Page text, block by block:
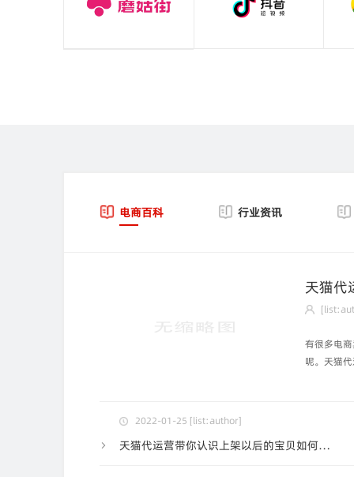
电商百科 行业资讯
天猫代
有很多电
呢。天猫
2022-01-25 [list:author]
天猫代运营带你认识上架以后的宝贝如何优化